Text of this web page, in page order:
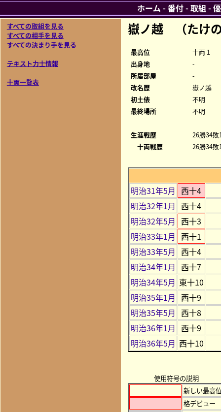
すべての取組を見る
すべての相手を見る
すべての決まり手を見る
テキスト力士情報
十両一覧表
嶽ノ越 （たけ
最高位
十両 1
出身地
-
所属部屋
-
改名歴
嶽ノ越
初土俵
不明
最終場所
不明
生涯戦歴
26勝34
十両戦歴
26勝34
明治31年5月 西十4
明治32年1月 西十4
明治32年5月 西十3
明治33年1月 西十1
明治33年5月 西十4
明治34年1月 西十7
明治34年5月 東十10
明治35年1月 西十9
明治35年5月 西十8
明治36年1月 西十9
明治36年5月 西十10
使用符号の説明
新しい最高
格デビュー
ホーム -番付-取組 -